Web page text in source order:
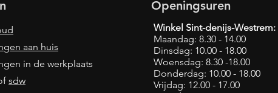
Openingsuren
aan huis
in de werkplaats
sdw
Winkel Sint-denijs-Westrem:
Maandag: 8.30 - 14.00
Dinsdag: 10.00 - 18.00
Woensdag: 8.30 -18.00
Donderdag: 10.00 - 18.00
Vrijdag: 12.00 - 17.00